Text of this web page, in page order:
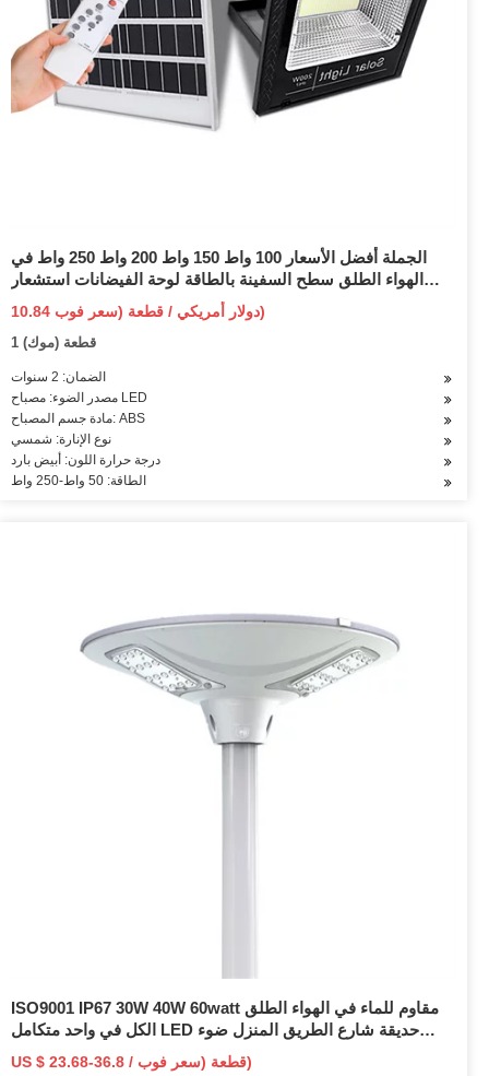
الجملة أفضل الأسعار 100 واط 150 واط 200 واط 250 واط في
الهواء الطلق سطح السفينة بالطاقة لوحة الفيضانات استشعار
الحركة الطريق في الهواء الطلق حديقة الجدار LED الكل في واحد
ضوء الشارع الشمسية
10.84 دولار أمريكي / قطعة (سعر فوب)
1 قطعة (موك)
الضمان: 2 سنوات
مصدر الضوء: مصباح LED
مادة جسم المصباح: ABS
نوع الإنارة: شمسي
درجة حرارة اللون: أبيض بارد
الطاقة: 50 واط-250 واط
ISO9001 IP67 30W 40W 60watt مقاوم للماء في الهواء الطلق
الكل في واحد متكامل LED حديقة شارع الطريق المنزل ضوء
الشمس مع لوحة وبطارية ليثيوم
US $ 23.68-36.8 / قطعة (سعر فوب)